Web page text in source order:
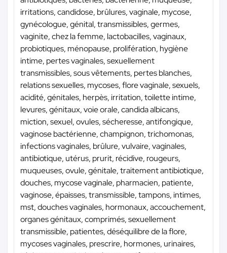
irritations, candidose, brûlures, vaginale, mycose,
gynécologue, génital, transmissibles, germes,
vaginite, chez la femme, lactobacilles, vaginaux,
probiotiques, ménopause, prolifération, hygiène
intime, pertes vaginales, sexuellement
transmissibles, sous vêtements, pertes blanches,
relations sexuelles, mycoses, flore vaginale, sexuels,
acidité, génitales, herpès, irritation, toilette intime,
levures, génitaux, voie orale, candida albicans,
miction, sexuel, ovules, sécheresse, antifongique,
vaginose bactérienne, champignon, trichomonas,
infections vaginales, brûlure, vulvaire, vaginales,
antibiotique, utérus, prurit, récidive, rougeurs,
muqueuses, ovule, génitale, traitement antibiotique,
douches, mycose vaginale, pharmacien, patiente,
vaginose, épaisses, transmissible, tampons, intimes,
mst, douches vaginales, hormonaux, accouchement,
organes génitaux, comprimés, sexuellement
transmissible, patientes, déséquilibre de la flore,
mycoses vaginales, prescrire, hormones, urinaires,